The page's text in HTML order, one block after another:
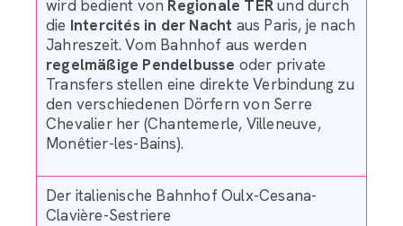
wird bedient von Regionale TERund durch
die Intercités in der Nacht aus Paris, je nach
Jahreszeit. Vom Bahnhof aus werden
regelmäßige Pendelbusse oder private
Transfers stellen eine direkte Verbindung zu
den verschiedenen Dörfern von Serre
Chevalier her (Chantemerle, Villeneuve,
Monêtier-les-Bains).
Der italienische Bahnhof Oulx-Cesana-
Clavière-Sestriere